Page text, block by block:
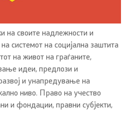
на своите надлежности и
системот на социјална заштита
на живот на граѓаните,
идеи, предлози и
и унапредување на
ниво. Право на учество
и фондации, правни субјекти,